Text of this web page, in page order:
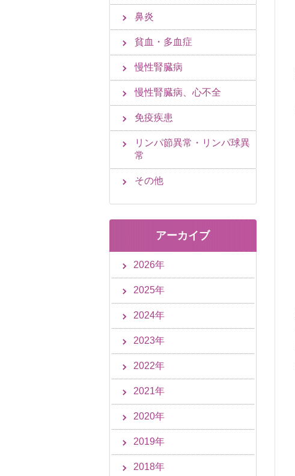
鼻炎
貧血・多血症
慢性腎臓病
慢性腎臓病、心不全
免疫疾患
リンパ節異常・リンパ球異
常
その他
アーカイブ
2026年
2025年
2024年
2023年
2022年
2021年
2020年
2019年
2018年